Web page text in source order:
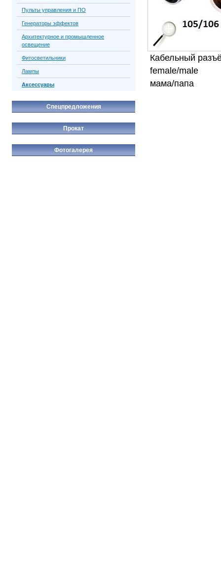
Кабельный
female/male
мама/папа
Пульты управления и ПО
Генераторы эффектов
Архитектурное и промышленное
освещение
Фитосветильники
Лампы
Аксессуары
Спецпредложения
Прокат
Фотогалерея